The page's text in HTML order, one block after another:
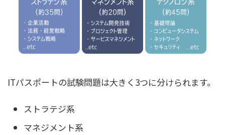
ITパスポートの試験問題は大きく3つに分けられます。
ストラテジ系
マネジメント系